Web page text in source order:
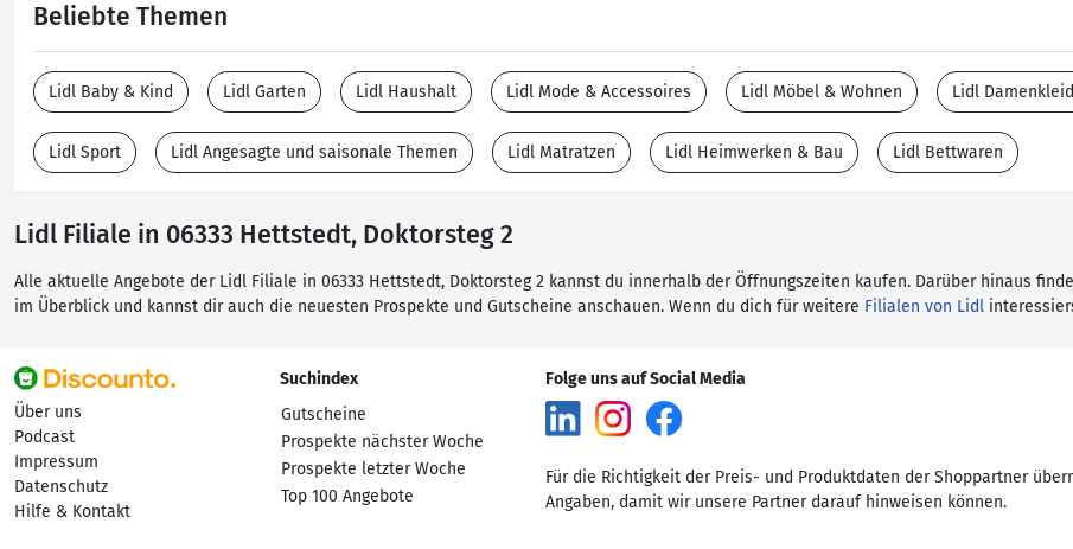
Beliebte Themen
Lidl Baby & Kind Lidl Garten Lidl Haushalt Lidl Mode & Accessoires Lidl Möbel & Wohnen Lidl
Lidl Sport Lidl Angesagte und saisonale Themen Lidl Matratzen Lidl Heimwerken & Bau Lidl Bettwaren
Lidl Filiale in 06333 Hettstedt, Doktorsteg 2
Alle aktuelle Angebote der Lidl Filiale in 06333 Hettstedt, Doktorsteg 2 kannst du innerhalb der Öffnungszeiten kaufen. Darüber hinaus
im Überblick und kannst dir auch die neuesten Prospekte und Gutscheine anschauen. Wenn du dich für weitere Filialen von Lidl
Über uns
Podcast
Impressum
Datenschutz
Hilfe & Kontakt
Suchindex
Gutscheine
Prospekte nächster Woche
Prospekte letzter Woche
Top 100 Angebote
Folge uns auf Social Media
Für die Richtigkeit der Preis- und Produktdaten der Shoppartner
Angaben, damit wir unsere Partner darauf hinweisen können.